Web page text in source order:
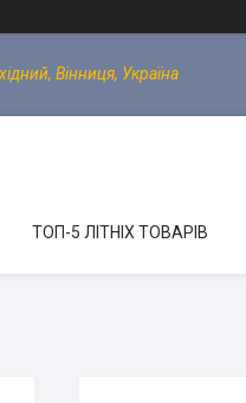
Вінниця, Україна
ТОП-5 ЛІТНІХ ТОВАРІВ